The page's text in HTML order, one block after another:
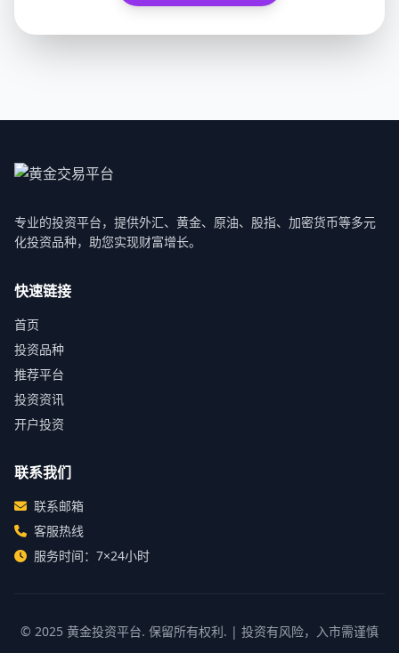
专业的投资平台，提供外汇、黄金、原油、股指、加密货币等多元
化投资品种，助您实现财富增长。
快速链接
首页
投资品种
推荐平台
投资资讯
开户投资
联系我们
联系邮箱
客服热线
服务时间：7×24小时
© 2025 黄金投资平台. 保留所有权利. | 投资有风险，入市需谨慎